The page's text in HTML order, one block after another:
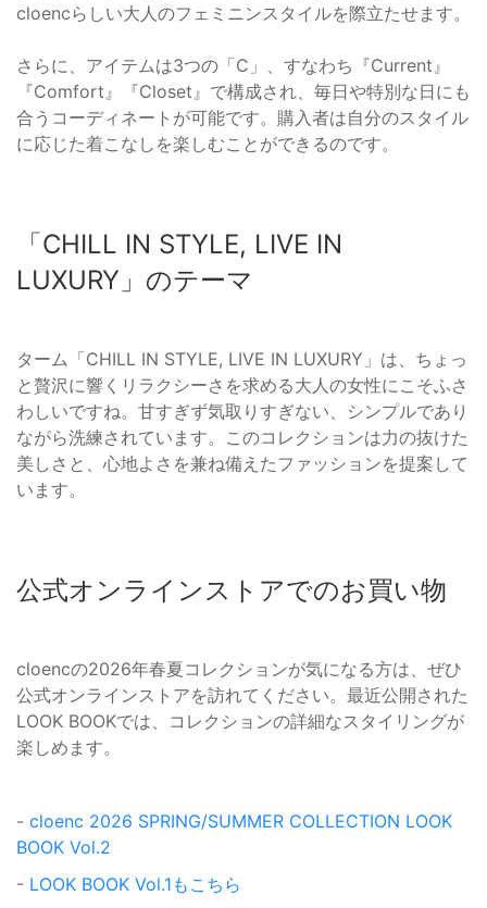
cloencらしい大人のフェミニンスタイルを際立たせます。
さらに、アイテムは3つの「C」、すなわち『Current』
『Comfort』『Closet』で構成され、毎日や特別な日にも
合うコーディネートが可能です。購入者は自分のスタイル
に応じた着こなしを楽しむことができるのです。
「CHILL IN STYLE, LIVE IN
LUXURY」のテーマ
ターム「CHILL IN STYLE, LIVE IN LUXURY」は、ちょっ
と贅沢に響くリラクシーさを求める大人の女性にこそふさ
わしいですね。甘すぎず気取りすぎない、シンプルであり
ながら洗練されています。このコレクションは力の抜けた
美しさと、心地よさを兼ね備えたファッションを提案して
います。
公式オンラインストアでのお買い物
cloencの2026年春夏コレクションが気になる方は、ぜひ
公式オンラインストアを訪れてください。最近公開された
LOOK BOOKでは、コレクションの詳細なスタイリングが
楽しめます。
- cloenc 2026 SPRING/SUMMER COLLECTION LOOK
BOOK Vol.2
- LOOK BOOK Vol.1もこちら